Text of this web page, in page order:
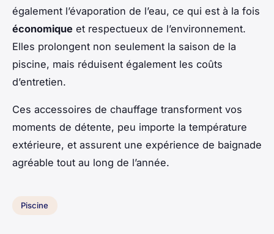
également l’évaporation de l’eau, ce qui est à la fois
économique et respectueux de l’environnement.
Elles prolongent non seulement la saison de la
piscine, mais réduisent également les coûts
d’entretien.
Ces accessoires de chauffage transforment vos
moments de détente, peu importe la température
extérieure, et assurent une expérience de baignade
agréable tout au long de l’année.
Piscine